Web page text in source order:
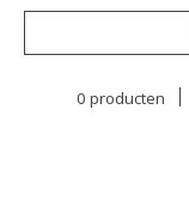
0 producten